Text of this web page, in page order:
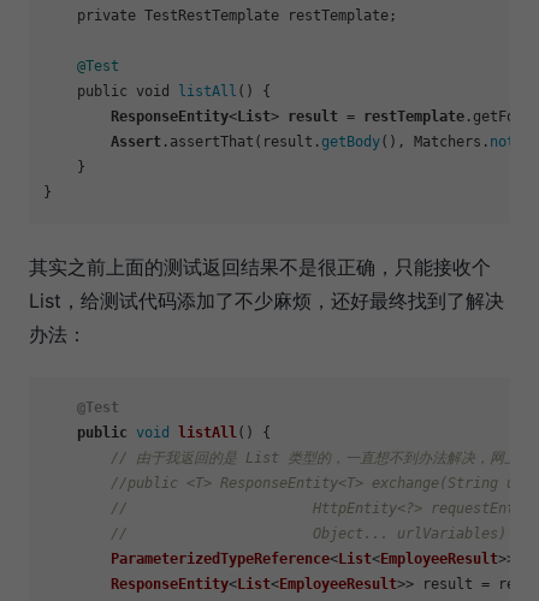
    private TestRestTemplate restTemplate;
@Test
    public void
listAll () {
ResponseEntity<List> result = restTemplate
Assert .assertThat (result.getBody(), Matchers.
    }
其实之前上面的测试返回结果不是很正确，只能接收个
List，给测试代码添加了不少麻烦，还好最终找到了解决
办法：
@Test
public void listAll( ) {
// 由于我返回的是 List 类型的，一直想不到办法解决，网上给
//public <T> ResponseEntity<T> exchange(String
//			HttpEntity<?>
//			Object... urlVariables)
ParameterizedTypeReference<List<EmployeeResult>>
ResponseEntity<List<EmployeeResult>> result =